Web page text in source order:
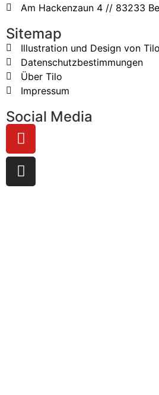
Am Hackenzaun 4 // 83233
Sitemap
Illustration und Design von
Datenschutzbestimmungen
Über Tilo
Impressum
Social Media